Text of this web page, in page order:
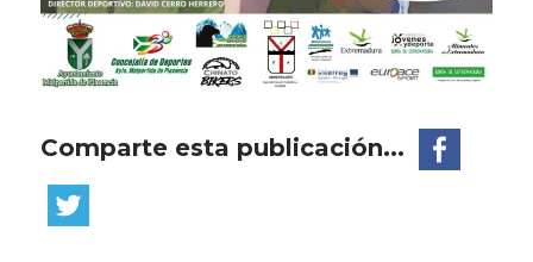
Comparte esta publicación...